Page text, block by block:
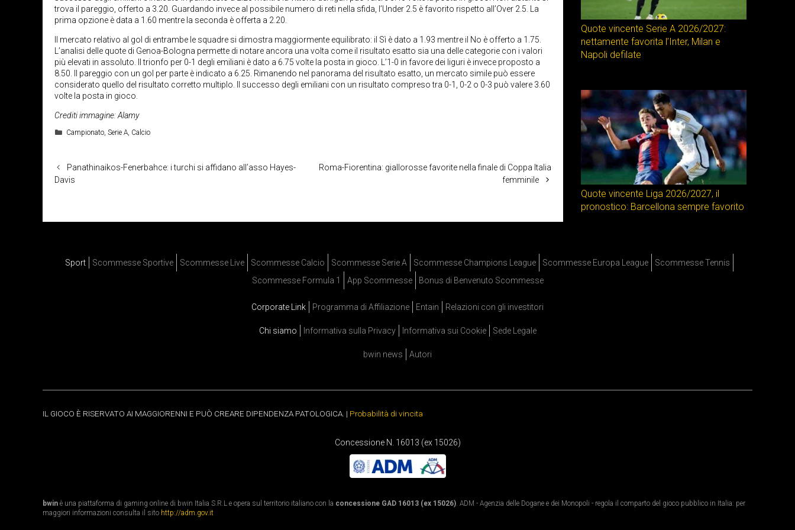
trova il pareggio, offerto a 3.20. Guardando invece al possibile numero di reti nella sfida, l’Under 2.5 è favorito rispetto all’Over 2.5. La
prima opzione è data a 1.60 mentre la seconda è offerta a 2.20.
Il mercato relativo al gol di entrambe le squadre si dimostra maggiormente equilibrato: il Sì è dato a 1.93 mentre il No è offerto a 1.75.
L’analisi delle quote di Genoa-Bologna permette di notare ancora una volta come il risultato esatto sia una delle categorie con i valori
più elevati in assoluto. Il trionfo per 0-1 degli emiliani è dato a 6.75 volte la posta in gioco. L’1-0 in favore dei liguri è invece proposto a
8.50. Il pareggio con un gol per parte è indicato a 6.25. Rimanendo nel panorama del risultato esatto, un mercato simile può essere
considerato quello del risultato corretto multiplo. Il successo degli emiliani con un risultato compreso tra 0-1, 0-2 o 0-3 può valere 3.60
volte la posta in gioco.
Crediti immagine: Alamy
Categorie
Campionato,Serie A, Calcio
Panathinaikos-Fenerbahce: i turchi si affidano all’asso Hayes-
Davis
Roma-Fiorentina: giallorosse favorite nella finale di Coppa Italia
femminile
Quote vincente Serie A 2026/2027:
nettamente favorita l’Inter, Milan e
Napoli defilate
Quote vincente Liga 2026/2027, il
pronostico: Barcellona sempre favorito
Sport Scommesse Sportive Scommesse Live Scommesse Calcio Scommesse Serie A Scommesse Champions League Scommesse Europa League
Scommesse Tennis
Scommesse Formula 1
App Scommesse Bonus di Benvenuto Scommesse
Corporate Link Programma di Affiliazione Entain Relazioni con gli investitori
Chi siamo Informativa sulla Privacy Informativa sui Cookie Sede Legale
bwin news Autori
IL GIOCO È RISERVATO AI MAGGIORENNI E PUÒ CREARE DIPENDENZA PATOLOGICA. | Probabilità di vincita
Concessione N. 16013 (ex 15026)
bwin è una piattaforma di gaming online di bwin Italia S.R.L e opera sul territorio italiano con la concessione GAD 16013 (ex 15026). ADM - Agenzia delle Dogane e dei Monopoli - regola il comparto del gioco pubblico in Italia: per
maggiori informazioni consulta il sito http://adm.gov.it